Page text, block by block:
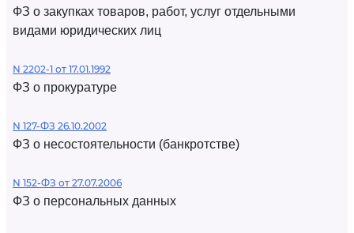
ФЗ о закупках товаров, работ, услуг отдельными
видами юридических лиц
N 2202-1 от 17.01.1992
ФЗ о прокуратуре
N 127-ФЗ 26.10.2002
ФЗ о несостоятельности (банкротстве)
N 152-ФЗ от 27.07.2006
ФЗ о персональных данных